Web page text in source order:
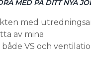
MED PÅ DITT NYA
med
av mina
VS och